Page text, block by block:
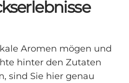
Aromen mögen und
hinter den Zutaten
sind Sie hier genau